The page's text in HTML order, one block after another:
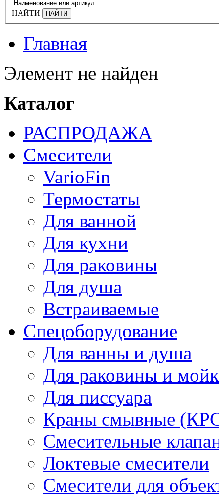
НАЙТИ
Главная
Элемент не найден
Каталог
РАСПРОДАЖА
Смесители
VarioFin
Термостаты
Для ванной
Для кухни
Для раковины
Для душа
Встраиваемые
Спецоборудование
Для ванны и душа
Для раковины и
Для писсуара
Краны смывные
Смесительные
Локтевые смесители
Смесители для